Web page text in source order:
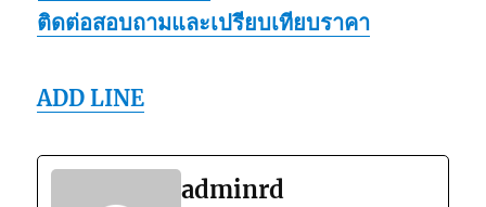
ติดต่อสอบถามและเปรียบเทียบราคา
ADD LINE
adminrd